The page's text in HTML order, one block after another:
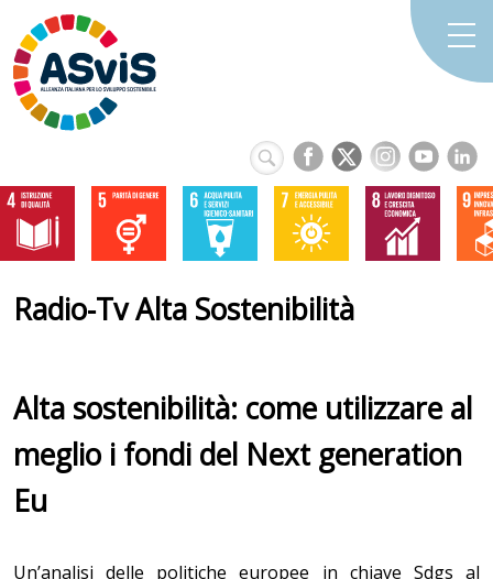
Radio-Tv Alta Sostenibilità
Alta sostenibilità: come utilizzare al
meglio i fondi del Next generation
Eu
Un’analisi delle politiche europee in chiave Sdgs al